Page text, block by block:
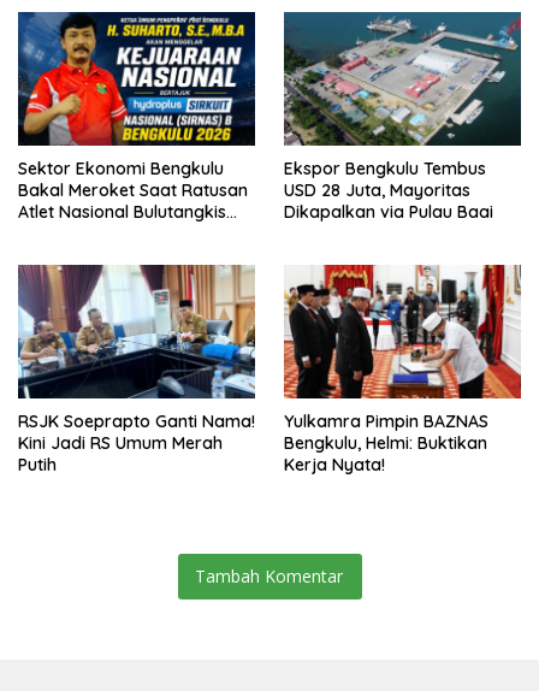
Sektor Ekonomi Bengkulu
Bakal Meroket Saat Ratusan
Atlet Nasional Bulutangkis
Ekspor Bengkulu Tembus
USD 28 Juta, Mayoritas
Dikapalkan via Pulau Baai
RSJK Soeprapto Ganti Nama!
Kini Jadi RS Umum Merah
Putih
Yulkamra Pimpin BAZNAS
Bengkulu, Helmi: Buktikan
Kerja Nyata!
Tambah Komentar